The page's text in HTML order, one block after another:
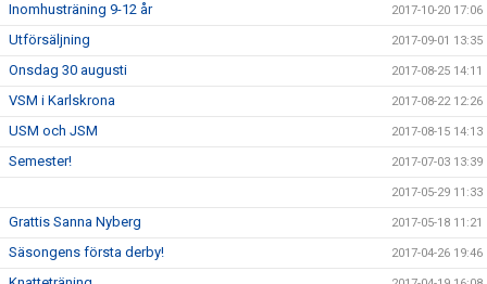
Inomhusträning 9-12 år 2017-10-20 17:06
Utförsäljning 2017-09-01 13:35
Onsdag 30 augusti 2017-08-25 14:11
VSM i Karlskrona 2017-08-22 12:26
USM och JSM 2017-08-15 14:13
Semester! 2017-07-03 13:39
2017-05-29 11:33
Grattis Sanna Nyberg 2017-05-18 11:21
Säsongens första derby! 2017-04-26 19:46